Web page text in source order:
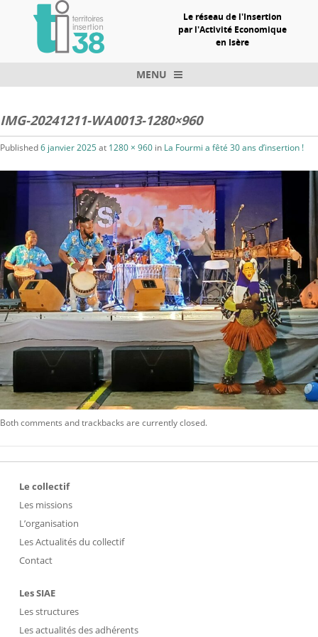
Le réseau de l'Insertion
par l'Activité Economique
en Isère
MENU
IMG-20241211-WA0013-1280×960
Published6 janvier 2025at 1280 × 960 in La Fourmi a fêté 30 ans d’insertion !
Both comments and trackbacks are currently closed.
Le collectif
Les missions
L’organisation
Les Actualités du collectif
Contact
Les SIAE
Les structures
Les actualités des adhérents